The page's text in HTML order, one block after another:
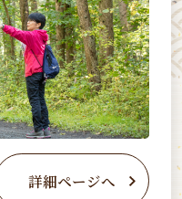
詳細ページへ